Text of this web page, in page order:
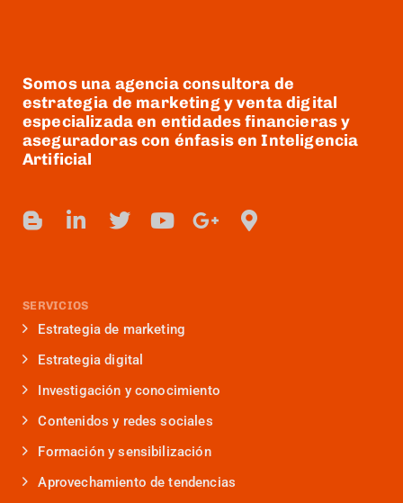
Somos una agencia consultora de
estrategia de marketing y venta digital
especializada en entidades financieras y
aseguradoras con énfasis en Inteligencia
Artificial
SERVICIOS
Estrategia de marketing
Estrategia digital
Investigación y conocimiento
Contenidos y redes sociales
Formación y sensibilización
Aprovechamiento de tendencias